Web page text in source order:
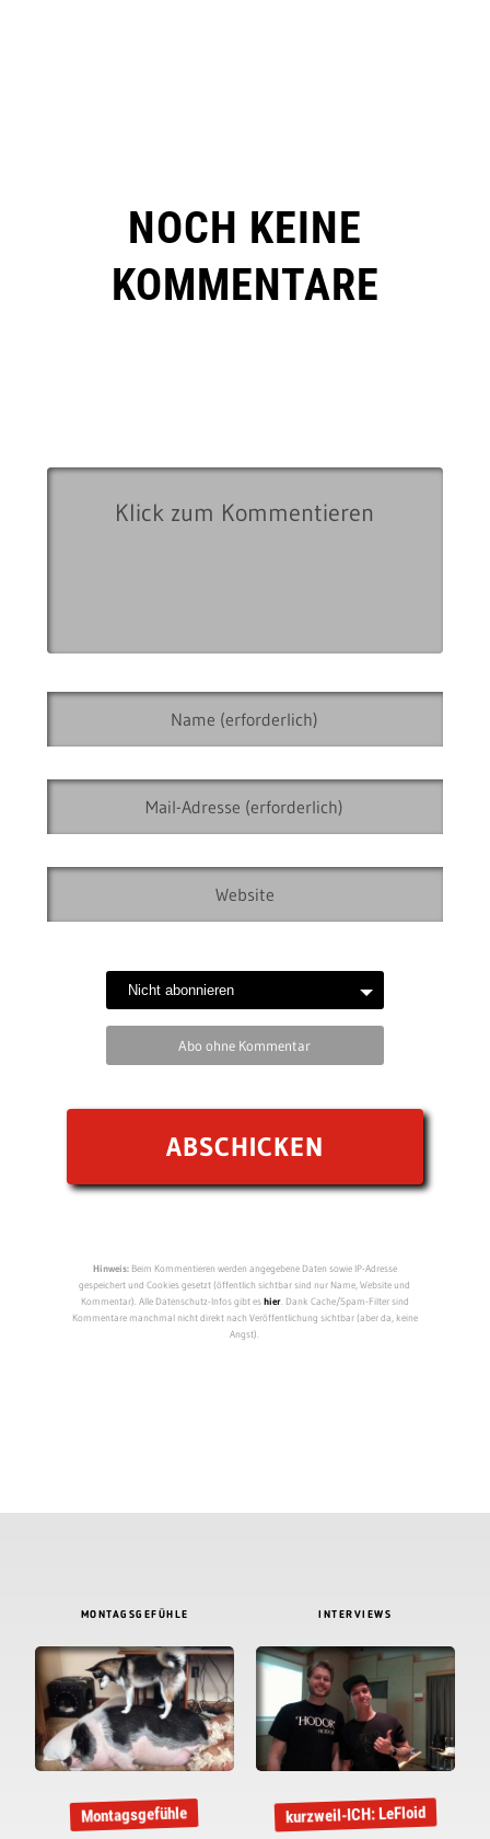
NOCH KEINE
KOMMENTARE
Abo ohne Kommentar
Hinweis:Beim Kommentieren werden angegebene Daten sowie IP-Adresse
gespeichert und Cookies gesetzt (öffentlich sichtbar sind nur Name, Website und
Kommentar). Alle Datenschutz-Infos gibt eshier. Dank Cache/Spam-Filter sind
Kommentare manchmal nicht direkt nach Veröffentlichung sichtbar (aber da, keine
Angst).
MONTAGSGEFÜHLE
Montagsgefühle
INTERVIEWS
kurzweil-ICH: LeFloid